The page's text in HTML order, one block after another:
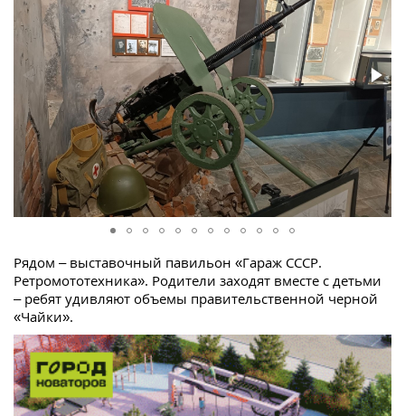
Рядом – выставочный павильон «Гараж СССР.
Ретромототехника». Родители заходят вместе с детьми
– ребят удивляют объемы правительственной черной
«Чайки».